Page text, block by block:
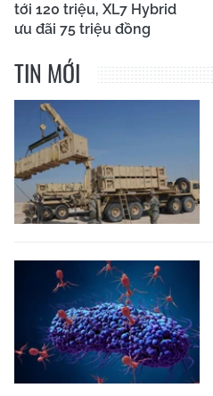
tới 120 triệu, XL7 Hybrid
ưu đãi 75 triệu đồng
TIN MỚI